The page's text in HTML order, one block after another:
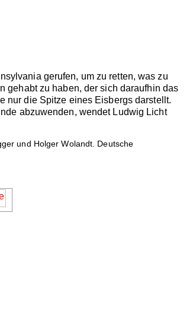
gerufen, um zu retten, was zu
gehabt zu haben, der sich daraufhin das
nur die Spitze eines Eisbergs darstellt.
abzuwenden, wendet Ludwig Licht
und Holger Wolandt. Deutsche